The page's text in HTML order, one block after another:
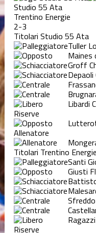
Studio 55 Ata
Trentino Energie
2-3
Titolari Studio 55 Ata
Tuller
Maines
Groff
Libardi
Riserve
Allenatore
Titolari Trentino Energie
Santi
Giusti
Riserve